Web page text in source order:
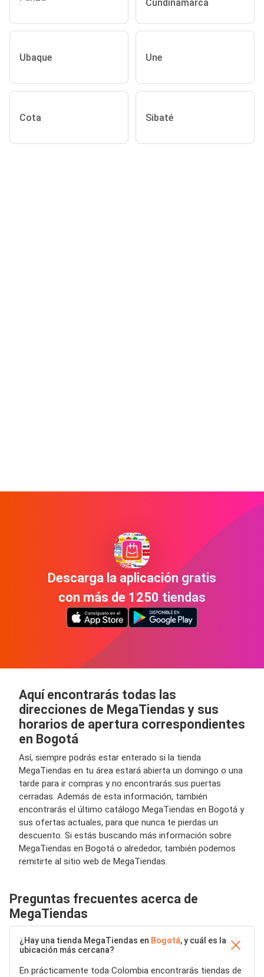
Cundinamarca
Ubaque Une
Cota Sibaté
Descarga la aplicación gratis
con más de 1250 tiendas
Aquí encontrarás todas las
direcciones de MegaTiendas y sus
horarios de apertura correspondientes
en Bogotá
Así, siempre podrás estar enterado si la tienda
MegaTiendas en tu área estará abierta un domingo o una
tarde para ir compras y no encontrarás sus puertas
cerradas. Además de esta información, también
encontrarás el último catálogo MegaTiendas en Bogotá y
sus ofertas actuales, para que nunca te pierdas un
descuento. Si estás buscando más información sobre
MegaTiendas en Bogotá o alrededor, también podemos
remitirte al sitio web de MegaTiendas.
Preguntas frecuentes acerca de
MegaTiendas
¿Hay una tienda MegaTiendas en Bogotá, y cuál es la
ubicación más cercana?
En prácticamente toda Colombia encontrarás tiendas de